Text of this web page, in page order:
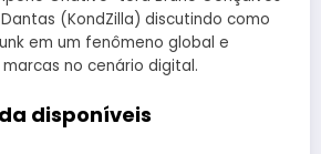
(KondZilla) discutindo como
em um fenômeno global e
no cenário digital.
disponíveis